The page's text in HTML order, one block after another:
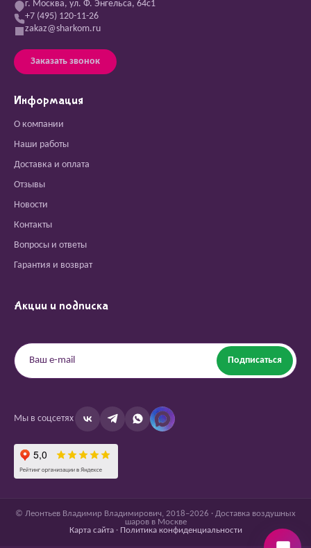
г. Москва, ул. Ф. Энгельса, 64с1
+7 (495) 120-11-26
zakaz@sharkom.ru
Заказать звонок
Информация
О компании
Наши работы
Доставка и оплата
Отзывы
Новости
Контакты
Вопросы и ответы
Гарантия и возврат
Акции и подписка
Подписаться
Мы в соцсетях
© Леонтьев Владимир Владимирович, 2018–2026 · Доставка воздушных
шаров в Москве
Карта сайта· Политика конфиденциальности